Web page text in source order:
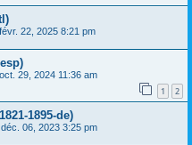
22, 2025 8:21 pm
29, 2024 11:36 am
1 2
1895-de)
06, 2023 3:25 pm